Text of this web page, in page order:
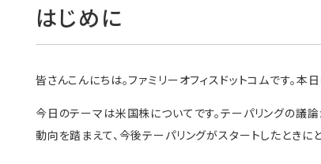
はじめに
皆さんこんにちは。ファミリーオフィスドットコムです。
今日のテーマは米国株についてです。テーパリングの議
動向を踏まえて、今後テーパリングがスタートしたときに